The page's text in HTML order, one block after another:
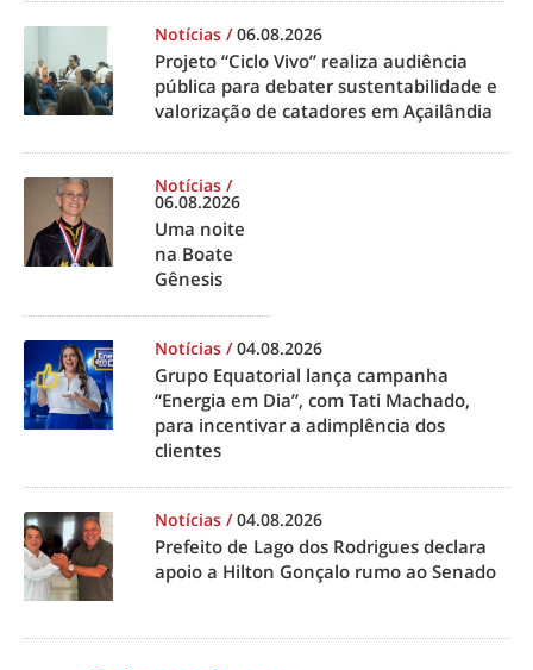
Notícias /06.08.2026
Projeto “Ciclo Vivo” realiza audiência
pública para debater sustentabilidade e
valorização de catadores em Açailândia
Notícias /
06.08.2026
Uma noite
na Boate
Gênesis
Notícias /04.08.2026
Grupo Equatorial lança campanha
“Energia em Dia”, com Tati Machado,
para incentivar a adimplência dos
clientes
Notícias /04.08.2026
Prefeito de Lago dos Rodrigues declara
apoio a Hilton Gonçalo rumo ao Senado